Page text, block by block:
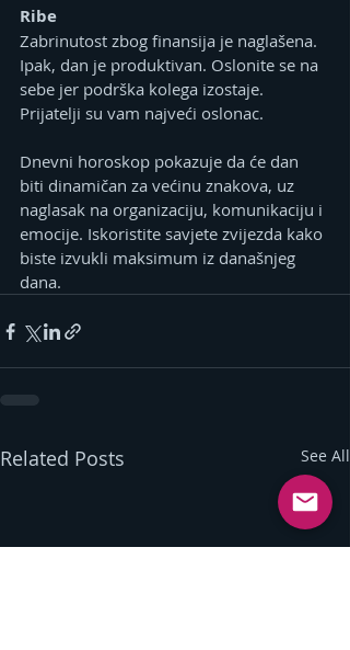
Ribe
Zabrinutost zbog finansija je naglašena.
Ipak, dan je produktivan. Oslonite se na
sebe jer podrška kolega izostaje.
Prijatelji su vam najveći oslonac.
Dnevni horoskop pokazuje da će dan
biti dinamičan za većinu znakova, uz
naglasak na organizaciju, komunikaciju i
emocije. Iskoristite savjete zvijezda kako
biste izvukli maksimum iz današnjeg
dana.
Related Posts See All